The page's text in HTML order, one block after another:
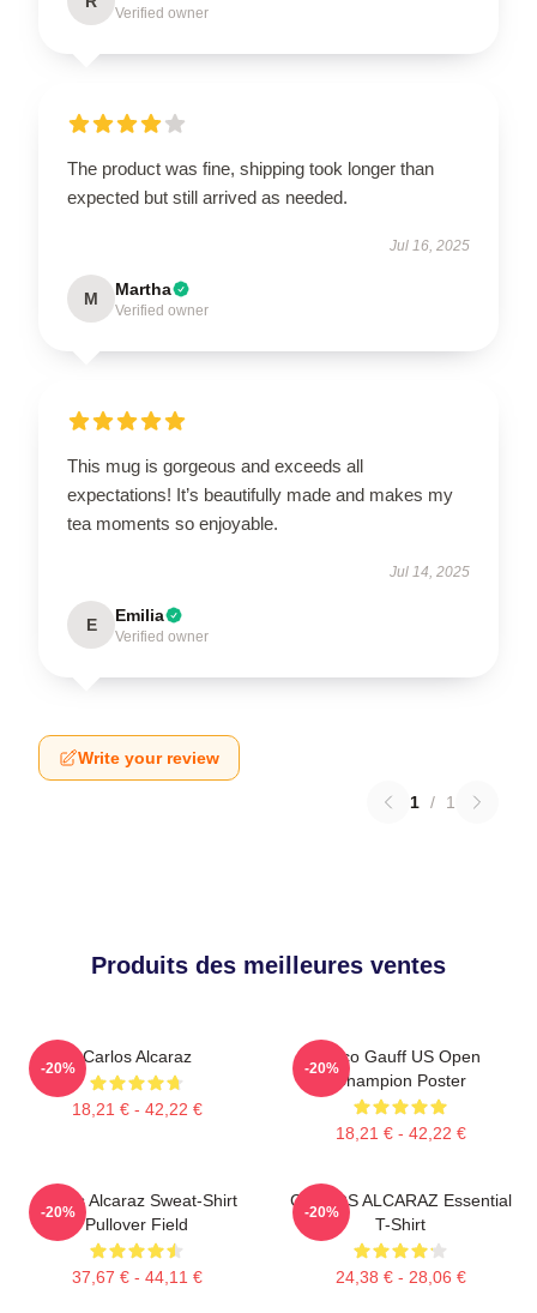
Verified owner
The product was fine, shipping took longer than
expected but still arrived as needed.
Jul 16, 2025
M Martha
Verified owner
This mug is gorgeous and exceeds all
expectations! It’s beautifully made and makes my
tea moments so enjoyable.
Jul 14, 2025
E Emilia
Verified owner
Write your review
1 / 1
Produits des meilleures ventes
Carlos Alcaraz
18,21 € - 42,22 €
-20%
Coco Gauff US Open
Champion Poster
18,21 € - 42,22 €
-20%
Carlos Alcaraz Sweat-Shirt
Pullover Field
37,67 € - 44,11 €
-20%
CARLOS ALCARAZ Essential
T-Shirt
24,38 € - 28,06 €
-20%